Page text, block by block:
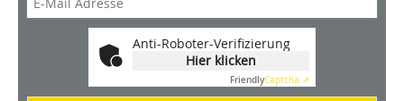
Anti-Roboter-Verifizierung
Hier klicken
FriendlyCaptcha ⇗